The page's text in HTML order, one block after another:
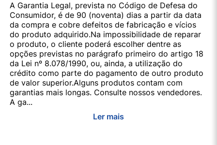
A Garantia Legal, prevista no Código de Defesa do
Consumidor, é de 90 (noventa) dias a partir da data
da compra e cobre defeitos de fabricação e vícios
do produto adquirido.Na impossibilidade de reparar
o produto, o cliente poderá escolher dentre as
opções previstas no parágrafo primeiro do artigo 18
da Lei nº 8.078/1990, ou, ainda, a utilização do
crédito como parte do pagamento de outro produto
de valor superior.Alguns produtos contam com
garantias mais longas. Consulte nossos vendedores.
A ga...
Ler mais